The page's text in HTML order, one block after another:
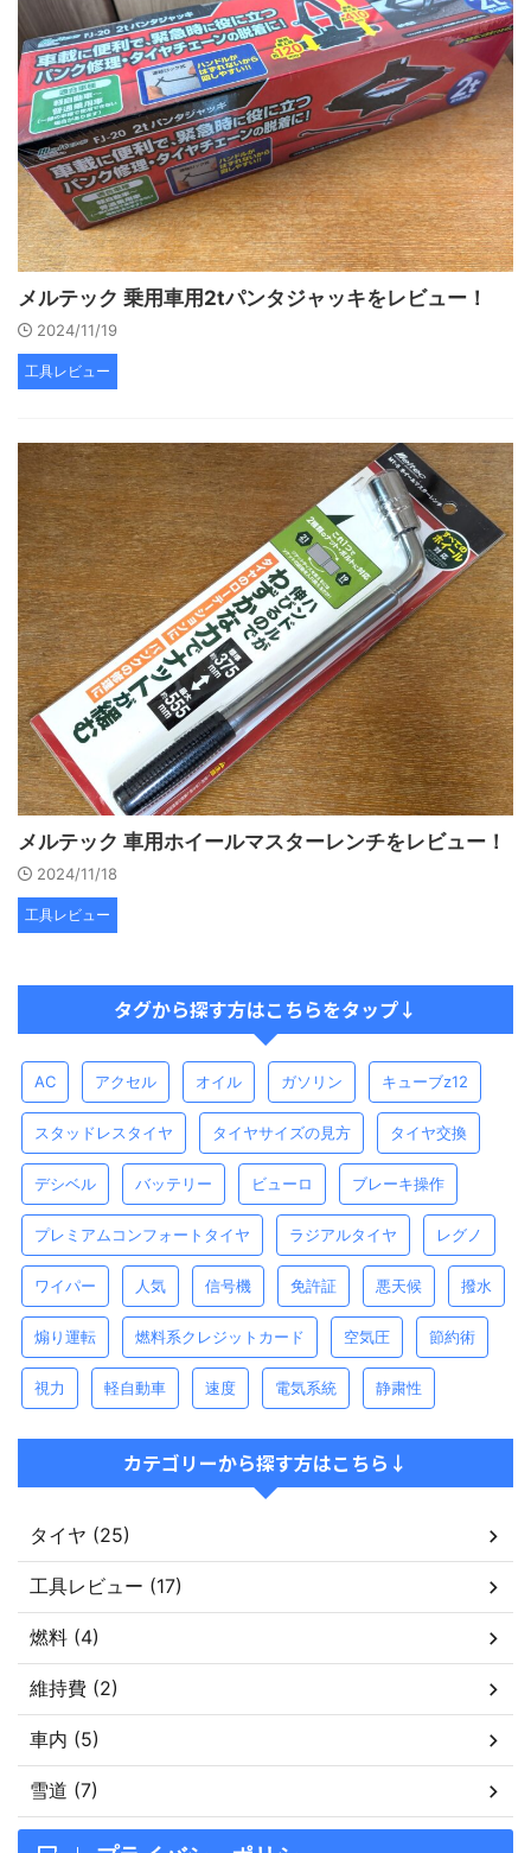
メルテック 乗用車用2tパンタジャッキをレビュー！
2024/11/19
工具レビュー
メルテック 車用ホイールマスターレンチをレビュー！
2024/11/18
工具レビュー
タグから探す方はこちらをタップ↓
AC アクセル オイル ガソリン キューブz12
スタッドレスタイヤ タイヤサイズの見方 タイヤ交換
デシベル バッテリー ビューロ ブレーキ操作
プレミアムコンフォートタイヤ ラジアルタイヤ レグノ
ワイパー 人気 信号機 免許証 悪天候 撥水
煽り運転 燃料系クレジットカード 空気圧 節約術
視力 軽自動車 速度 電気系統 静粛性
カテゴリーから探す方はこちら↓
タイヤ (25)
工具レビュー (17)
燃料 (4)
維持費 (2)
車内 (5)
雪道 (7)